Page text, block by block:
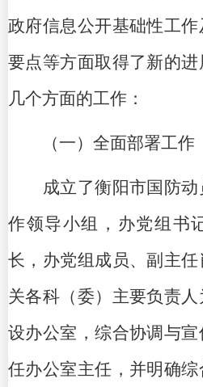
政府信息公开基础性工
要点等方面取得了新的
几个方面的工作：
（一）全面部署工作
成立了衡阳市国防
作领导小组，办党组书
长，办党组成员、副主
关各科（委）主要负责
设办公室，综合协调与
任办公室主任，并明确综